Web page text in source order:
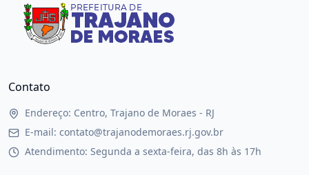
Contato
Endereço: Centro, Trajano de Moraes - RJ
E-mail: contato@trajanodemoraes.rj.gov.br
Atendimento: Segunda a sexta-feira, das 8h às 17h